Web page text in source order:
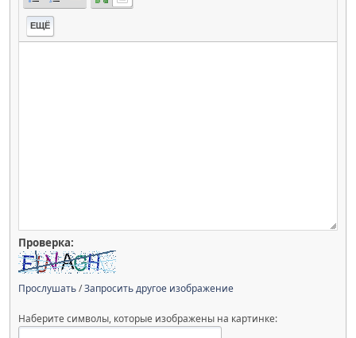
ЕЩЁ
Проверка:
Прослушать/Запросить другое изображение
Наберите символы, которые изображены на картинке: